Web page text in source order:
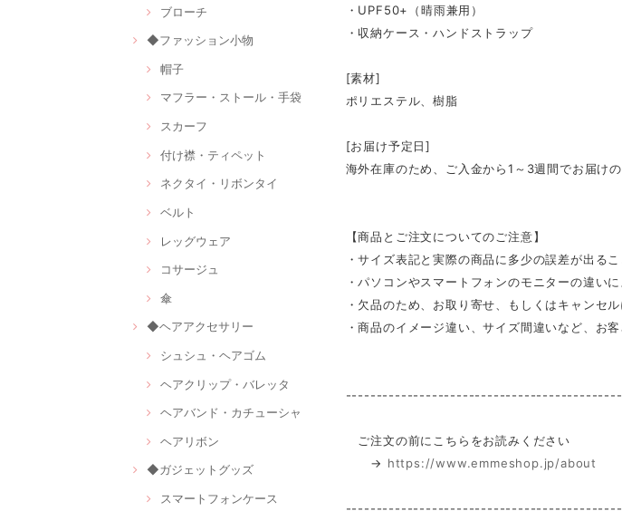
ブローチ
◆ファッション小物
帽子
マフラー・ストール・手袋
スカーフ
付け襟・ティペット
ネクタイ・リボンタイ
ベルト
レッグウェア
コサージュ
傘
◆ヘアアクセサリー
シュシュ・ヘアゴム
ヘアクリップ・バレッタ
ヘアバンド・カチューシャ
ヘアリボン
◆ガジェットグッズ
スマートフォンケース
・UPF50+（晴雨兼用）
・収納ケース・ハンドストラップ
[素材]
ポリエステル、樹脂
[お届け予定日]
海外在庫のため、ご入金から1～3週間でお届け
【商品とご注文についてのご注意】
・サイズ表記と実際の商品に多少の誤差が出るこ
・パソコンやスマートフォンのモニターの違い
・欠品のため、お取り寄せ、もしくはキャンセ
・商品のイメージ違い、サイズ間違いなど、お
ご注文の前にこちらをお読みください
→ https://www.emmeshop.jp/about